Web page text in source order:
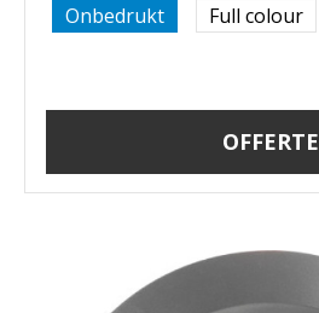
Onbedrukt
Full colour
OFFERTE